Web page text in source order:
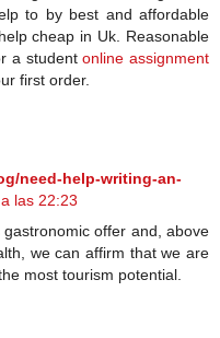
to by best and affordable
cheap in Uk. Reasonable
a studentonline assignment
first order.
need-help-writing-an-
las 22:23
offer and, above
we can affirm that we are
most tourism potential.